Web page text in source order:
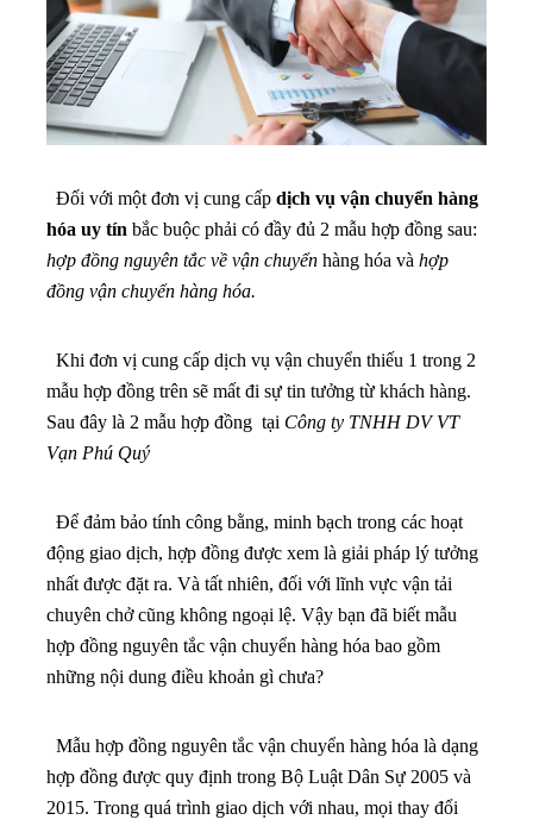
Đối với một đơn vị cung cấp dịch vụ vận chuyển hàng
hóa uy tín bắc buộc phải có đầy đủ 2 mẫu hợp đồng sau:
hợp đồng nguyên tắc về vận chuyển hàng hóa và hợp
đồng vận chuyển hàng hóa.
Khi đơn vị cung cấp dịch vụ vận chuyển thiếu 1 trong 2
mẫu hợp đồng trên sẽ mất đi sự tin tưởng từ khách hàng.
Sau đây là 2 mẫu hợp đồng tại Công ty TNHH DV VT
Vạn Phú Quý
Để đảm bảo tính công bằng, minh bạch trong các hoạt
động giao dịch, hợp đồng được xem là giải pháp lý tưởng
nhất được đặt ra. Và tất nhiên, đối với lĩnh vực vận tải
chuyên chở cũng không ngoại lệ. Vậy bạn đã biết mẫu
hợp đồng nguyên tắc vận chuyển hàng hóa bao gồm
những nội dung điều khoản gì chưa?
Mẫu hợp đồng nguyên tắc vận chuyển hàng hóa là dạng
hợp đồng được quy định trong Bộ Luật Dân Sự 2005 và
2015. Trong quá trình giao dịch với nhau, mọi thay đổi